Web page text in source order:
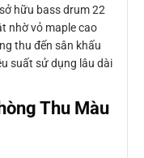
hữu bass drum 22
nhờ vỏ maple cao
thu đến sân khấu
suất sử dụng lâu dài
Thu Màu